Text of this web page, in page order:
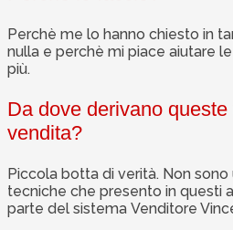
Perchè me lo hanno chiesto in
nulla e perchè mi piace aiutare
più.
Da dove derivano
vendita?
Piccola botta di verità. Non sono
tecniche che presento in questi
parte del sistema Venditore